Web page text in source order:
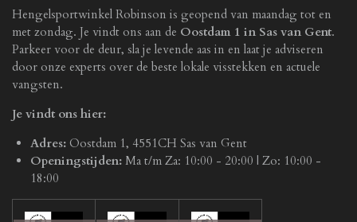
Hengelsportwinkel Robinson is geopend van maandag tot en
met zondag. Je vindt ons aan de Oostdam 1 in Sas van Gent.
Parkeer voor de deur, sla je levende aas in en laat je adviseren
door onze experts over de beste lokale visstekken en actuele
vangsten.
Je vindt ons hier:
Adres:Oostdam 1, 4551CH Sas van Gent
Openingstijden:Ma t/m Za: 10:00 - 20:00 | Zo: 10:00 -
18:00